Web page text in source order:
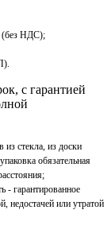
(без НДС);
с гарантией
из стекла, из доски
обязательная
- гарантированное
недостачей или утратой